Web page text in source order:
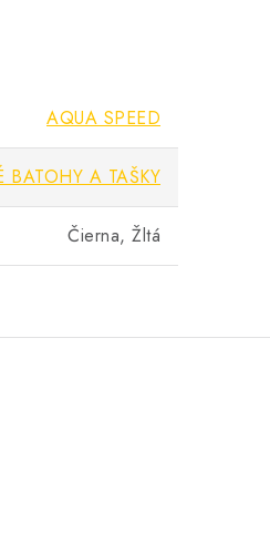
AQUA SPEED
BATOHY A TAŠKY
Čierna, Žltá